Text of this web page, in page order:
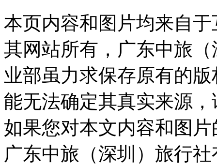
本页内容和图片均来自
其网站所有，广东中旅
业部虽力求保存原有的
能无法确定其真实来源
如果您对本文内容和图
广东中旅（深圳）旅行